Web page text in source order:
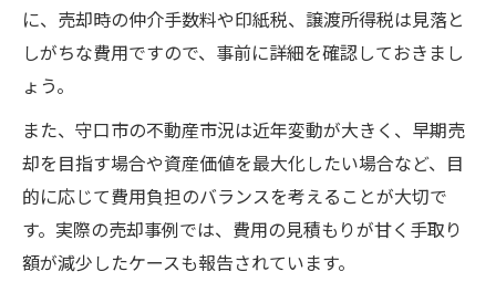
に、売却時の仲介手数料や印紙税、譲渡所得税は見落と
しがちな費用ですので、事前に詳細を確認しておきまし
ょう。
また、守口市の不動産市況は近年変動が大きく、早期売
却を目指す場合や資産価値を最大化したい場合など、目
的に応じて費用負担のバランスを考えることが大切で
す。実際の売却事例では、費用の見積もりが甘く手取り
額が減少したケースも報告されています。